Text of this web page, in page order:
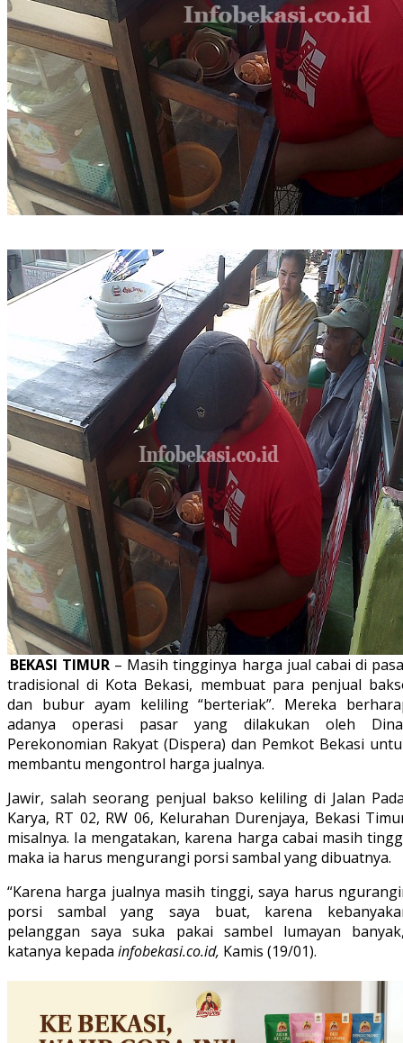
BEKASI TIMUR – Masih tingginya harga jual cabai di
tradisional di Kota Bekasi, membuat para penjual
dan bubur ayam keliling “berteriak”. Mereka
adanya operasi pasar yang dilakukan oleh
Perekonomian Rakyat (Dispera) dan Pemkot Bekasi
membantu mengontrol harga jualnya.
Jawir, salah seorang penjual bakso keliling di Jalan
Karya, RT 02, RW 06, Kelurahan Durenjaya, Bekasi
misalnya. Ia mengatakan, karena harga cabai masih
maka ia harus mengurangi porsi sambal yang dibuatnya.
“Karena harga jualnya masih tinggi, saya harus
porsi sambal yang saya buat, karena
pelanggan saya suka pakai sambel lumayan
katanya kepada infobekasi.co.id, Kamis (19/01).